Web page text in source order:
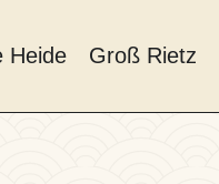
Heide Groß Rietz